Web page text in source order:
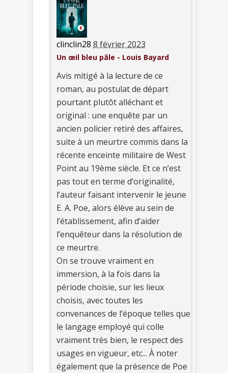
clinclin28 8 février 2023
Un œil bleu pâle - Louis Bayard
Avis mitigé à la lecture de ce
roman, au postulat de départ
pourtant plutôt alléchant et
original : une enquête par un
ancien policier retiré des affaires,
suite à un meurtre commis dans la
récente enceinte militaire de West
Point au 19ème siècle. Et ce n’est
pas tout en terme d’originalité,
l’auteur faisant intervenir le jeune
E. A. Poe, alors élève au sein de
l’établissement, afin d’aider
l’enquêteur dans la résolution de
ce meurtre.
On se trouve vraiment en
immersion, à la fois dans la
période choisie, sur les lieux
choisis, avec toutes les
convenances de l’époque telles que
le langage employé qui colle
vraiment très bien, le respect des
usages en vigueur, etc... À noter
également que la présence de Poe